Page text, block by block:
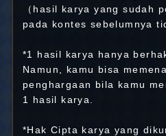
（hasil karya yang sudah
pada kontes sebelumnya
*1 hasil karya hanya
Namun, kamu bisa
penghargaan bila kamu
1 hasil karya.
*Hak Cipta karya yang